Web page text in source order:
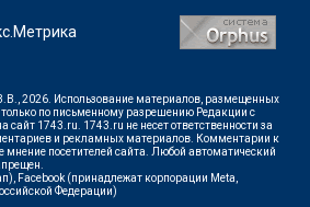
2026. Использование материалов, размещенных
только по письменному разрешению Редакции с
сайт 1743.ru. 1743.ru не несет ответственности за
и рекламных материалов. Комментарии к
мнение посетителей сайта. Любой автоматический
Facebook (принадлежат корпорации Meta,
Федерации)